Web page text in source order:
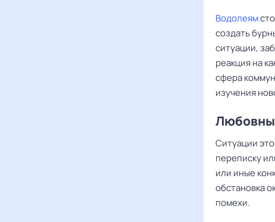
Водолеям
создать
ситуации,
реакция на
сфера
изучения
Ситуации
переписку
или иные
обстановка
помехи.